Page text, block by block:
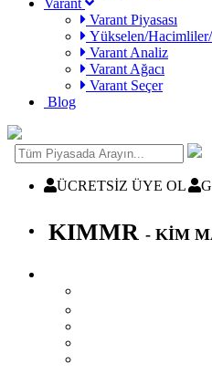
Varant
Varant Piyasası
Yükselen/
Varant Analiz
Varant Ağacı
Varant Seçer
Blog
ÜCRETSİZ ÜYE OL
KIMMR - KİM